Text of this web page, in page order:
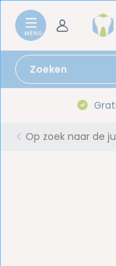
Op zoek naar de